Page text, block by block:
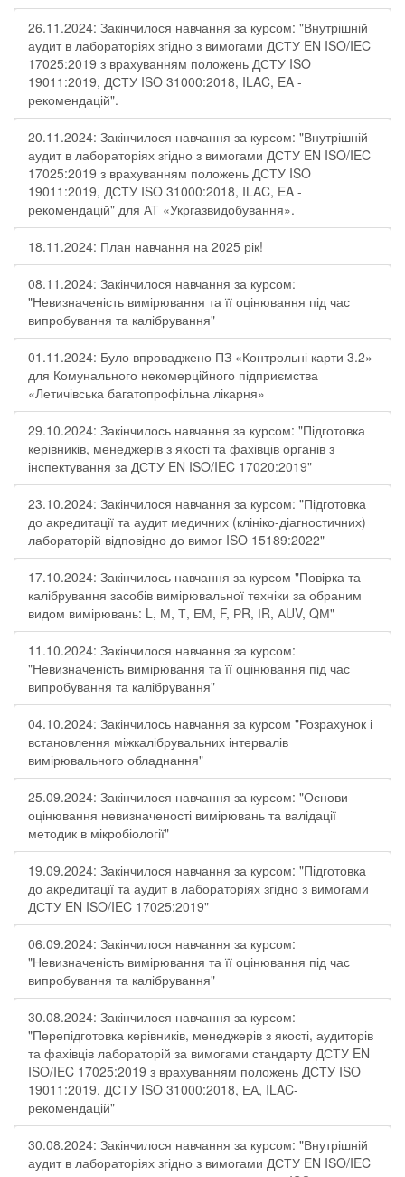
26.11.2024: Закінчилося навчання за курсом: "Внутрішній
аудит в лабораторіях згідно з вимогами ДСТУ EN ISO/IEC
17025:2019 з врахуванням положень ДСТУ ISO
19011:2019, ДСТУ ISO 31000:2018, ILAC, EA -
рекомендацій".
20.11.2024: Закінчилося навчання за курсом: "Внутрішній
аудит в лабораторіях згідно з вимогами ДСТУ EN ISO/IEC
17025:2019 з врахуванням положень ДСТУ ISO
19011:2019, ДСТУ ISO 31000:2018, ILAC, EA -
рекомендацій" для АТ «Укргазвидобування».
18.11.2024: План навчання на 2025 рік!
08.11.2024: Закінчилося навчання за курсом:
"Невизначеність вимірювання та її оцінювання під час
випробування та калібрування"
01.11.2024: Було впроваджено ПЗ «Контрольні карти 3.2»
для Комунального некомерційного підприємства
«Летичівська багатопрофільна лікарня»
29.10.2024: Закінчилось навчання за курсом: "Підготовка
керівників, менеджерів з якості та фахівців органів з
інспектування за ДСТУ EN ISO/IEC 17020:2019"
23.10.2024: Закінчилося навчання за курсом: "Підготовка
до акредитації та аудит медичних (клініко-діагностичних)
лабораторій відповідно до вимог ISO 15189:2022"
17.10.2024: Закінчилось навчання за курсом "Повірка та
калібрування засобів вимірювальної техніки за обраним
видом вимірювань: L, М, Т, ЕМ, F, РR, ІR, АUV, QМ"
11.10.2024: Закінчилося навчання за курсом:
"Невизначеність вимірювання та її оцінювання під час
випробування та калібрування"
04.10.2024: Закінчилось навчання за курсом "Розрахунок і
встановлення міжкалібрувальних інтервалів
вимірювального обладнання"
25.09.2024: Закінчилося навчання за курсом: "Основи
оцінювання невизначеності вимірювань та валідації
методик в мікробіології"
19.09.2024: Закінчилося навчання за курсом: "Підготовка
до акредитації та аудит в лабораторіях згідно з вимогами
ДСТУ EN ISO/IEC 17025:2019"
06.09.2024: Закінчилося навчання за курсом:
"Невизначеність вимірювання та її оцінювання під час
випробування та калібрування"
30.08.2024: Закінчилося навчання за курсом:
"Перепідготовка керівників, менеджерів з якості, аудиторів
та фахівців лабораторій за вимогами стандарту ДСТУ EN
ISO/IEC 17025:2019 з врахуванням положень ДСТУ ISO
19011:2019, ДСТУ ISO 31000:2018, ЕА, ILAC-
рекомендацій"
30.08.2024: Закінчилося навчання за курсом: "Внутрішній
аудит в лабораторіях згідно з вимогами ДСТУ EN ISO/IEC